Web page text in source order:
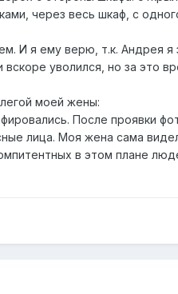
через весь шкаф, с
И я ему верю, т.к. Андрея я
уволился, но за это
моей жены:
После проявки
лица. Моя жена сама
в этом плане